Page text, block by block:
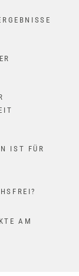
IST FÜR
AM